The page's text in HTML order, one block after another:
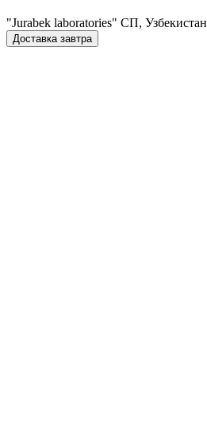
"Jurabek laboratories" СП, Узбекистан
Доставка завтра